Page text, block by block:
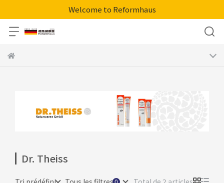
Welcome to Reformhaus
Dr. Theiss